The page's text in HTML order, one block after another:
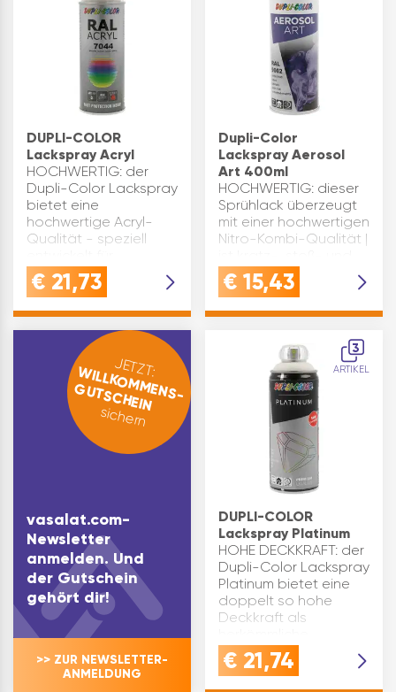
lackierfähig…
DUPLI-COLOR
Lackspray Acryl
HOCHWERTIG: der
Dupli-Color Lackspray
bietet eine
hochwertige Acryl-
Qualität - speziell
Maschinen,
Maschinenteile,
Fahrzeuge und
StahlmöbelEIGENSCHAFT:
schnelltrocknend un…
€ 21,73
Dupli-Color
Lackspray Aerosol
Art 400ml
HOCHWERTIG: dieser
Sprühlack überzeugt
mit einer hochwertigen
Nitro-Kombi-Qualität |
schlagfest | bietet
einen guten Verlauf
OberflächenGRAFFITI
SPRAY DOSE: ideal a…
€ 15,43
JETZT:
WILLKOMMENS-
GUTSCHEIN
sichern
vasalat.com-
Newsletter
anmelden. Und
der Gutschein
gehört dir!
>> ZUR NEWSLETTER-
ANMELDUNG
3
ARTIKEL
DUPLI-COLOR
Lackspray Platinum
HOHE DECKKRAFT: der
Dupli-Color Lackspray
Platinum bietet eine
doppelt so hohe
Deckkraft als
Lackspray - ideal für
Heimwerker- und
€ 21,74